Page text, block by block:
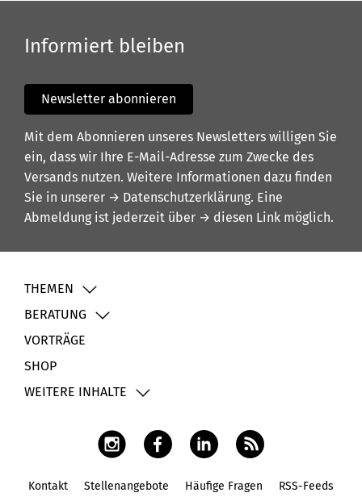
Informiert bleiben
Newsletter abonnieren
Mit dem Abonnieren unseres Newsletters willigen Sie
ein, dass wir Ihre E-Mail-Adresse zum Zwecke des
Versands nutzen. Weitere Informationen dazu finden
Sie in unserer → Datenschutzerklärung. Eine
Abmeldung ist jederzeit über → diesen Link möglich.
THEMEN
BERATUNG
VORTRÄGE
SHOP
WEITERE INHALTE
Kontakt Stellenangebote Häufige Fragen RSS-Feeds